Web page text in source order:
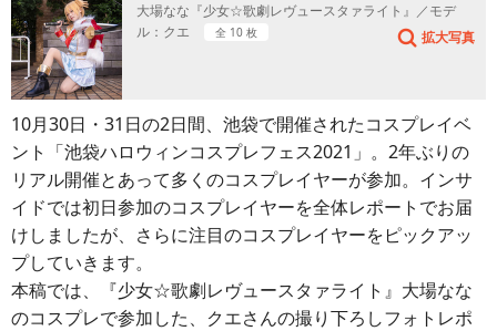
大場なな『少女☆歌劇レヴュースタァライト』／モデ
ル：クエ
全 10 枚 拡大写真
10月30日・31日の2日間、池袋で開催されたコスプレイベ
ント「池袋ハロウィンコスプレフェス2021」。2年ぶりの
リアル開催とあって多くのコスプレイヤーが参加。インサ
イドでは初日参加のコスプレイヤーを全体レポートでお届
けしましたが、さらに注目のコスプレイヤーをピックアッ
プしていきます。
本稿では、『少女☆歌劇レヴュースタァライト』大場なな
のコスプレで参加した、クエさんの撮り下ろしフォトレポ